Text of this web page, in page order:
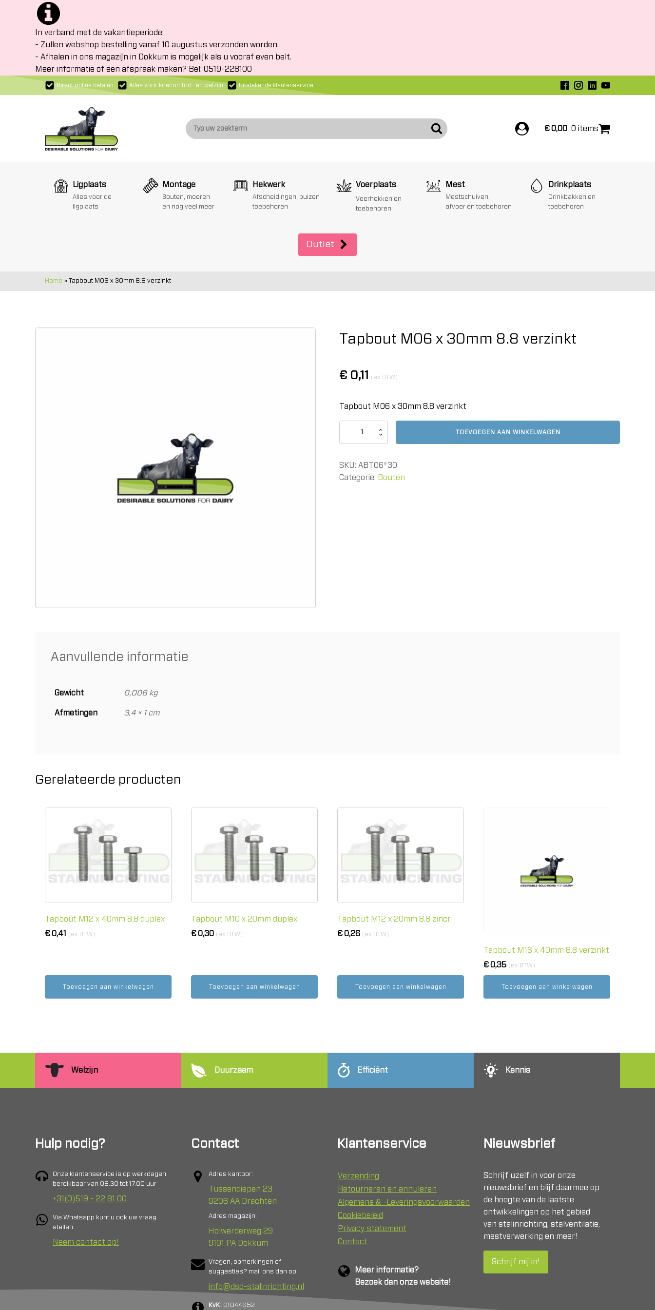
In verband met de vakantieperiode:
- Zullen webshop bestelling vanaf 10 augustus verzonden worden.
- Afhalen in ons magazijn in Dokkum is mogelijk als u vooraf even belt.
Meer informatie of een afspraak maken? Bel: 0519-228100
Direct online betalen Alles voor koecomfort- en welzijn Uitstekende klantenservice
€0,00 0 items
Ligplaats
Alles voor de
ligplaats
Montage
Bouten, moeren
en nog veel meer
Hekwerk
Afscheidingen, buizen
toebehoren
Voerplaats
Voerhekken en
toebehoren
Mest
Mestschuiven,
afvoer en toebehoren
Drinkplaats
Drinkbakken en
toebehoren
Outlet
Home » Tapbout M06 x 30mm 8.8 verzinkt
Tapbout M06 x 30mm 8.8 verzinkt
€ 0,11 (ex BTW)
Tapbout M06 x 30mm 8.8 verzinkt
Tapbout
8.8
verzinkt
TOEVOEGEN AAN WINKELWAGEN
SKU: ABT06*30
Categorie: Bouten
Aanvullende informatie
Gewicht 0,006 kg
Afmetingen 3,4 × 1 cm
Gerelateerde producten
Tapbout M12 x 40mm 8.8 duplex
€0,41 (ex BTW)
Toevoegen aan winkelwagen
Tapbout M10 x 20mm duplex
€0,30 (ex BTW)
Toevoegen aan winkelwagen
Tapbout M12 x 20mm 8.8 zincr.
€0,26 (ex BTW)
Toevoegen aan winkelwagen
Tapbout M16 x 40mm 8.8 verzinkt
€0,35 (ex BTW)
Toevoegen aan winkelwagen
Welzijn Duurzaam Efficiënt Kennis
Hulp nodig?
Onze klantenservice is op werkdagen
bereikbaar van 08.30 tot 17.00 uur
+31(0)519 - 22 81 00
Via Whatsapp kunt u ook uw vraag
stellen.
Neem contact op!
Contact
Adres kantoor:
Tussendiepen 23
9206 AA Drachten
Adres magazijn:
Holwerderweg 29
9101 PA Dokkum
Vragen, opmerkingen of
suggesties? mail ons dan op:
info@dsd-stalinrichting.nl
KvK: 01044652
Klantenservice
Verzending
Retourneren en annuleren
Algemene & -Leveringsvoorwaarden
Cookiebeleid
Privacy statement
Contact
Meer informatie?
Bezoek dan onze website!
Nieuwsbrief
Schrijf uzelf in voor onze
nieuwsbrief en blijf daarmee op
de hoogte van de laatste
ontwikkelingen op het gebied
van stalinrichting, stalventilatie,
mestverwerking en meer!
Schrijf mij in!